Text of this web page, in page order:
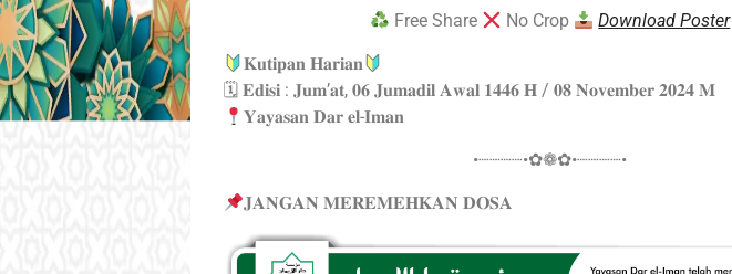
Free Share No Crop Download Poster
𝐊𝐮𝐭𝐢𝐩𝐚𝐧 𝐇𝐚𝐫𝐢𝐚𝐧
🗓 𝐄𝐝𝐢𝐬𝐢 : 𝐉𝐮𝐦’𝐚𝐭, 𝟎𝟔 𝐉𝐮𝐦𝐚𝐝𝐢𝐥 𝐀𝐰𝐚𝐥 𝟏𝟒𝟒𝟔 𝐇 / 𝟎𝟖 𝐍𝐨𝐯𝐞𝐦𝐛𝐞𝐫 𝟐𝟎𝟐𝟒 𝐌
𝐘𝐚𝐲𝐚𝐬𝐚𝐧 𝐃𝐚𝐫 𝐞𝐥-𝐈𝐦𝐚𝐧
•┈┈┈┈•✿❁✿•┈┈┈┈•
𝐉𝐀𝐍𝐆𝐀𝐍 𝐌𝐄𝐑𝐄𝐌𝐄𝐇𝐊𝐀𝐍 𝐃𝐎𝐒𝐀